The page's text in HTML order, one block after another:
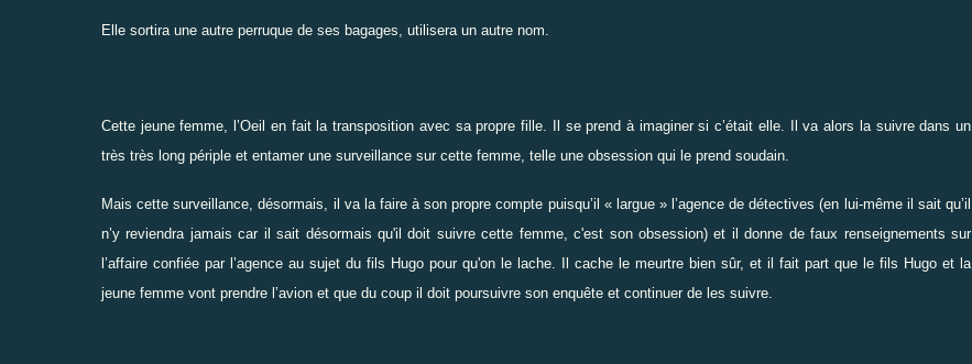
Elle sortira une autre perruque de ses bagages, utilisera un autre nom.
Cette jeune femme, l’Oeil en fait la transposition avec sa propre fille. Il se prend à imaginer si c’était elle. Il va alors la suivre dans un
très très long périple et entamer une surveillance sur cette femme, telle une obsession qui le prend soudain.
Mais cette surveillance, désormais, il va la faire à son propre compte puisqu’il « largue » l’agence de détectives (en lui-même il sait qu’il
n’y reviendra jamais car il sait désormais qu'il doit suivre cette femme, c'est son obsession) et il donne de faux renseignements sur
l’affaire confiée par l’agence au sujet du fils Hugo pour qu'on le lache. Il cache le meurtre bien sûr, et il fait part que le fils Hugo et la
jeune femme vont prendre l’avion et que du coup il doit poursuivre son enquête et continuer de les suivre.